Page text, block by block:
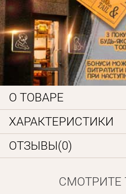
О ТОВАРЕ
ХАРАКТЕРИСТИКИ
ОТЗЫВЫ(0)
СМОТРИТЕ
Забыли
Личные данные